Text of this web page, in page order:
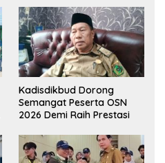
Kadisdikbud Dorong
Semangat Peserta OSN
2026 Demi Raih Prestasi